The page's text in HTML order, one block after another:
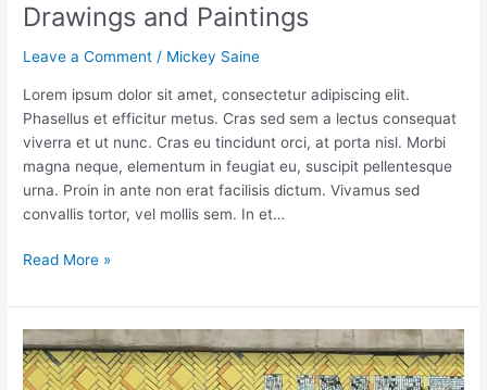
Drawings and Paintings
Leave a Comment / Mickey Saine
Lorem ipsum dolor sit amet, consectetur adipiscing elit.
Phasellus et efficitur metus. Cras sed sem a lectus consequat
viverra et ut nunc. Cras eu tincidunt orci, at porta nisl. Morbi
magna neque, elementum in feugiat eu, suscipit pellentesque
urna. Proin in ante non erat facilisis dictum. Vivamus sed
convallis tortor, vel mollis sem. In et…
Read More »
Written
Stories